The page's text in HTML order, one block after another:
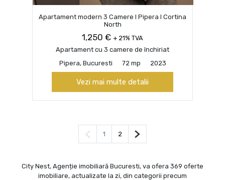
Apartament modern 3 Camere I Pipera I Cortina
North
1,250 € + 21% TVA
Apartament cu 3 camere de închiriat
Pipera, Bucuresti
72 mp 2023
Vezi mai multe detalii
Pagina anterioară
1 2 Pagina următoare
City Nest, Agenție imobiliară Bucuresti, va ofera 369 oferte
imobiliare, actualizate la zi, din categorii precum